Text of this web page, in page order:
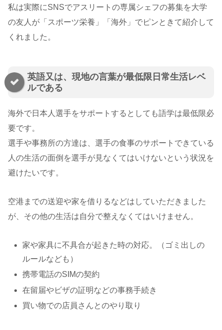
私は実際にSNSでアスリートの専属シェフの募集を大学
の友人が「スポーツ栄養」「海外」でピンときて紹介して
くれました。
英語又は、現地の言葉が最低限日常生活レベ
ルである
海外で日本人選手をサポートするとしても語学は最低限必
要です。
選手や事務所の方達は、選手の食事のサポートできている
人の生活の面倒を選手が見なくてはいけないという状況を
避けたいです。
空港までの送迎や家を借りるなどはしていただきました
が、その他の生活は自分で整えなくてはいけません。
家や家具に不具合が起きた時の対応。（ゴミ出しの
ルールなども）
携帯電話のSIMの契約
在留届やビザの証明などの事務手続き
買い物での店員さんとのやり取り